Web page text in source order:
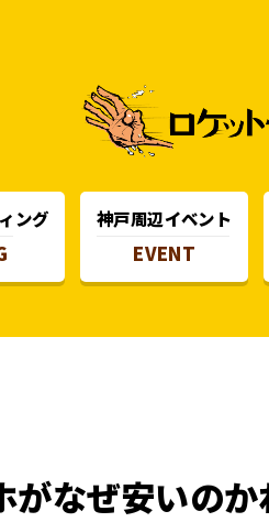
ング 神戸周辺イベント
EVENT
なぜ安いの